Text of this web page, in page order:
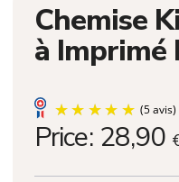
Chemise
à Imprimé
Price: 28,90